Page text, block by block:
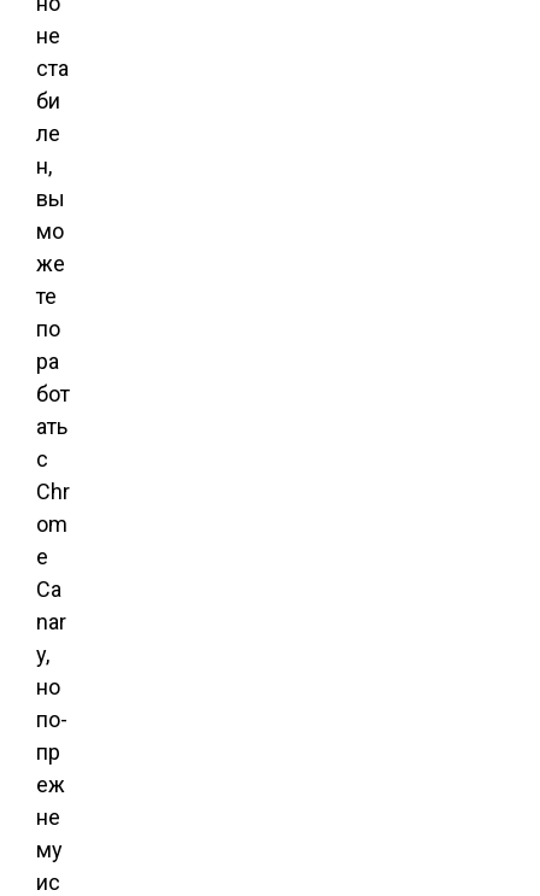
не
ста
би
ле
н,
вы
мо
же
те
по
ра
бот
ать
с
Chr
om
e
Ca
nar
y,
но
по-
пр
еж
не
му
ис